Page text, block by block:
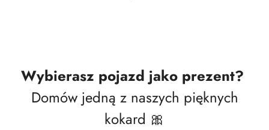
Wybierasz pojazd jako prezent?
Domów jedną z naszych pięknych
kokard 🎀